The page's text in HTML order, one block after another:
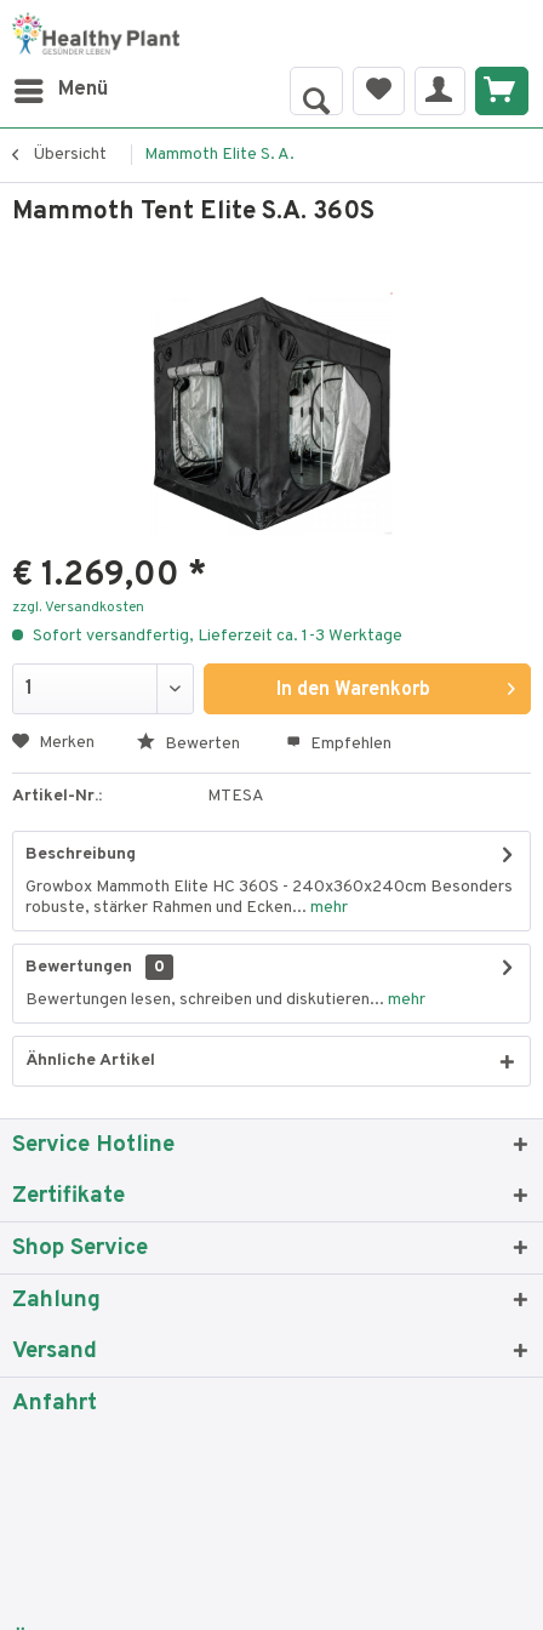
Menü
Übersicht Mammoth Elite S. A.
Mammoth Tent Elite S.A. 360S
€ 1.269,00 *
zzgl. Versandkosten
Sofort versandfertig, Lieferzeit ca. 1-3 Werktage
In den Warenkorb
Merken Bewerten Empfehlen
Artikel-Nr.: MTESA
Beschreibung
Growbox Mammoth Elite HC 360S - 240x360x240cm Besonders
robuste, stärker Rahmen und Ecken... mehr
Bewertungen
0
Bewertungen lesen, schreiben und diskutieren... mehr
Ähnliche Artikel
Service Hotline
Zertifikate
Shop Service
Zahlung
Versand
Anfahrt